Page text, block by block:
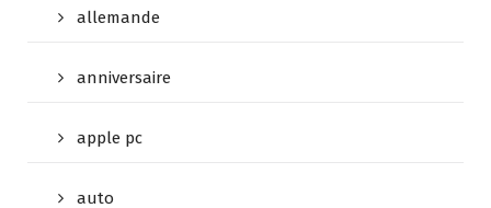
allemande
anniversaire
apple pc
auto